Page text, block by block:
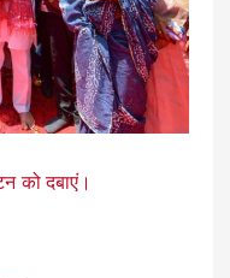
को दबाएं।